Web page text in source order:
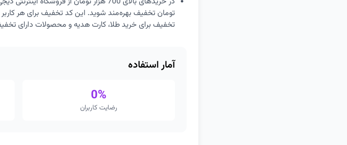
تخفیف برای خرید طلا، کارت هدیه و محصولات دارای
آمار استفاده
0%
رضایت کاربران